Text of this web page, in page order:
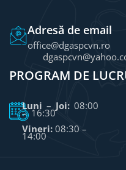
Adresă de email
office@dgaspcvn.ro
PROGRAM DE
Luni – Joi: 08:00
– 16:30
Vineri: 08:30 –
14:00